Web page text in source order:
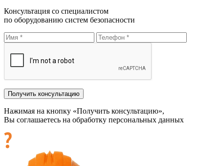
Консультация со специалистом
по оборудованию систем безопасности
Нажимая на кнопку «Получить консультацию»,
Вы соглашаетесь на обработку персональных данных